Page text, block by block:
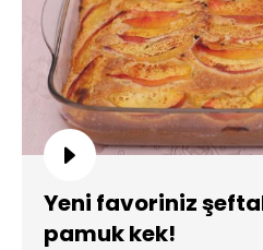
Yeni favoriniz
pamuk kek!